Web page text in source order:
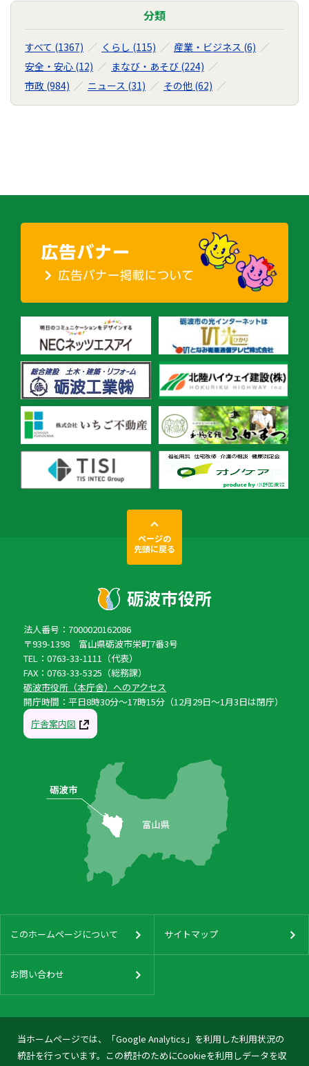
の
ョ
分類
すべて (1367) くらし (115)
産業・ビジネス (6)
安全・安心 (12)
まなび・あそび (224)
市政 (984)
ニュース (31) その他 (62)
当ホームページでは、「Google Analytics」を利用した利用状況の
統計を行っています。この統計のためにCookieを利用しデータを収
ページの
先頭に戻る
法人番号：7000020162086
〒939-1398 富山県砺波市栄町7番3号
TEL：0763-33-1111（代表）
FAX：0763-33-5325（総務課）
砺波市役所（本庁舎）へのアクセス
開庁時間：平日8時30分〜17時15分（12月29日〜1月3日は閉庁）
庁舎案内図
このホームページについて サイトマップ
お問い合わせ